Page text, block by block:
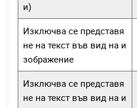
и)
Изключва се представя
не на текст във вид на и
зображение
Изключва се представя
не на текст във вид на и